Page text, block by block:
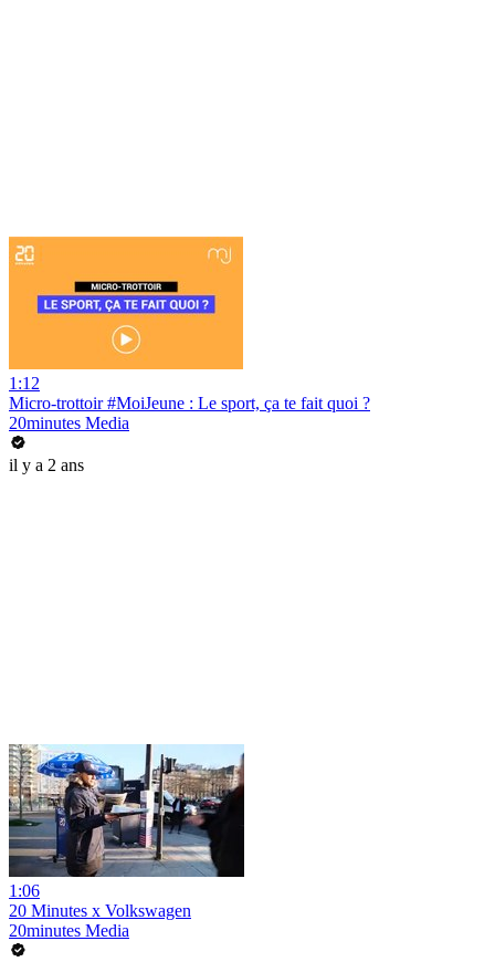
1:12
Micro-trottoir #MoiJeune : Le sport, ça te fait quoi ?
20minutes Media
il y a 2 ans
1:06
20 Minutes x Volkswagen
20minutes Media